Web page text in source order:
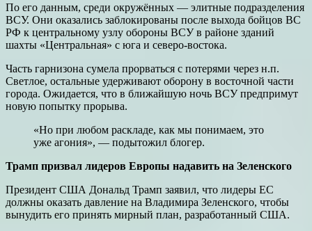
По его данным, среди окружённых — элитные подразделения
ВСУ. Они оказались заблокированы после выхода бойцов ВС
РФ к центральному узлу обороны ВСУ в районе зданий
шахты «Центральная» с юга и северо-востока.
Часть гарнизона сумела прорваться с потерями через н.п.
Светлое, остальные удерживают оборону в восточной части
города. Ожидается, что в ближайшую ночь ВСУ предпримут
новую попытку прорыва.
«Но при любом раскладе, как мы понимаем, это
уже агония», — подытожил блогер.
Трамп призвал лидеров Европы надавить на Зеленского
Президент США Дональд Трамп заявил, что лидеры ЕС
должны оказать давление на Владимира Зеленского, чтобы
вынудить его принять мирный план, разработанный США.